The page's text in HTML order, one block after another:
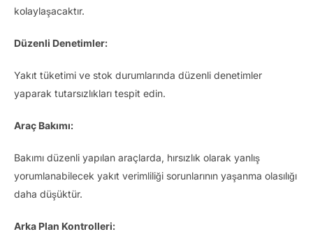
kolaylaşacaktır.
Düzenli Denetimler:
Yakıt tüketimi ve stok durumlarında düzenli denetimler
yaparak tutarsızlıkları tespit edin.
Araç Bakımı:
Bakımı düzenli yapılan araçlarda, hırsızlık olarak yanlış
yorumlanabilecek yakıt verimliliği sorunlarının yaşanma olasılığı
daha düşüktür.
Arka Plan Kontrolleri: